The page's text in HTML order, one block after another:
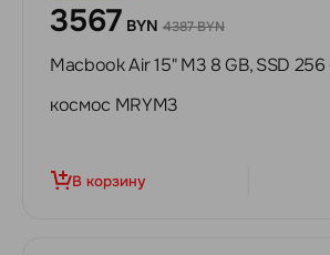
3567 BYN 4387 BYN
Macbook Air 15" M3 8 GB, SSD
космос MRYM3
В корзину